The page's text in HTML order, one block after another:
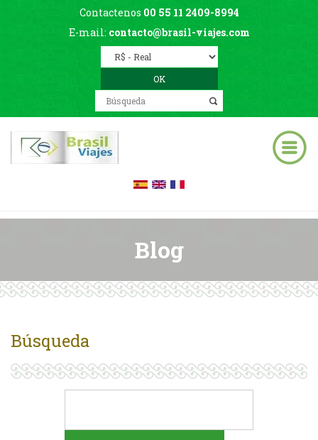
Contactenos 00 55 11 2409-8994
E-mail: contacto@brasil-viajes.com
Blog
Búsqueda